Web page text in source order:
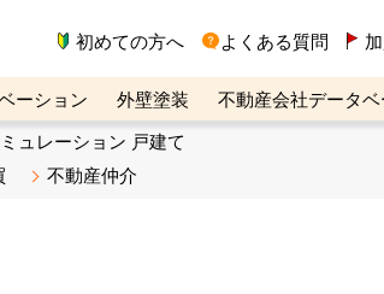
初めての方へ よくある質問
ーション 外壁塗装
不動産会社データベ
産売却ご相談デスク
ュレーション 戸建て
不動産仲介